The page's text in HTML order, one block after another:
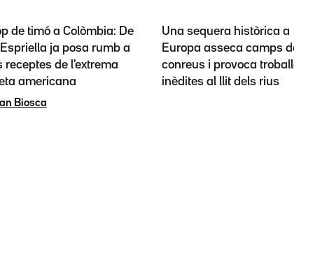
de timó a Colòmbia: De
ja posa rumb a
receptes de l'extrema
americana
Biosca
Una sequera històrica a
Europa asseca camps de
conreus i provoca troballes
inèdites al llit dels rius